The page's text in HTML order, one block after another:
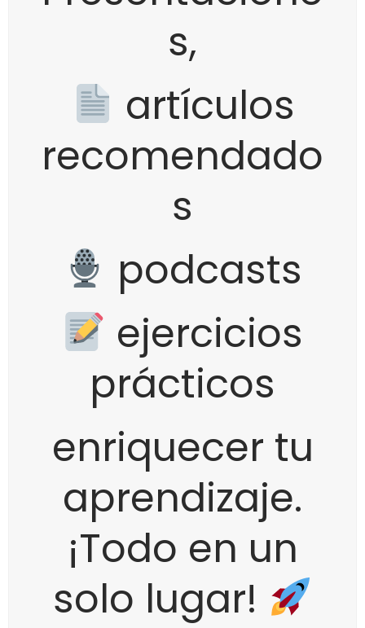
s,
artículos
recomendado
s
podcasts
ejercicios
prácticos
enriquecer tu
aprendizaje.
¡Todo en un
solo lugar!